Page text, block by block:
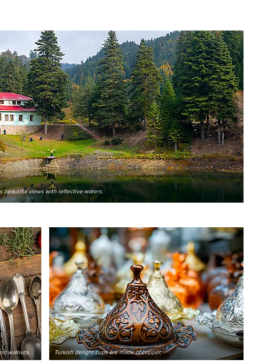
beautiful views with reflective waters.
walnuts. Turkish delight cups are made of copper.